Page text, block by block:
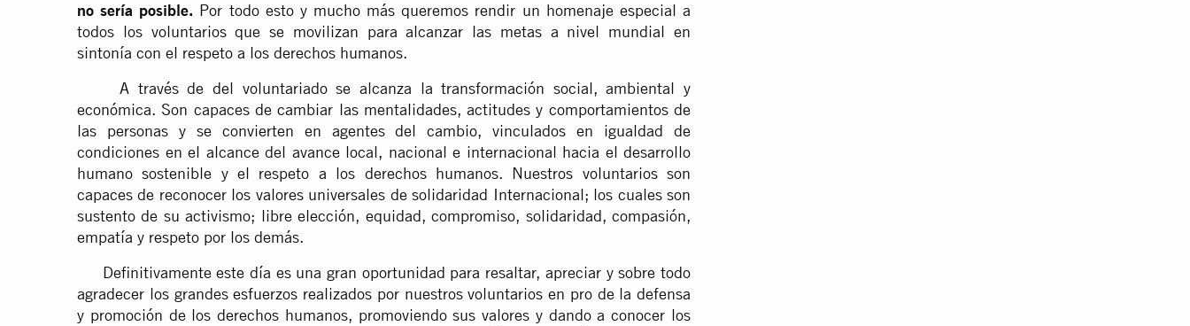
no sería posible. Por todo esto y mucho más queremos rendir un homenaje especial a
todos los voluntarios que se movilizan para alcanzar las metas a nivel mundial en
sintonía con el respeto a los derechos humanos.
A través de del voluntariado se alcanza la transformación social, ambiental y
económica. Son capaces de cambiar las mentalidades, actitudes y comportamientos de
las personas y se convierten en agentes del cambio, vinculados en igualdad de
condiciones en el alcance del avance local, nacional e internacional hacia el desarrollo
humano sostenible y el respeto a los derechos humanos. Nuestros voluntarios son
capaces de reconocer los valores universales de solidaridad Internacional; los cuales son
sustento de su activismo; libre elección, equidad, compromiso, solidaridad, compasión,
empatía y respeto por los demás.
Definitivamente este día es una gran oportunidad para resaltar, apreciar y sobre todo
agradecer los grandes esfuerzos realizados por nuestros voluntarios en pro de la defensa
y promoción de los derechos humanos, promoviendo sus valores y dando a conocer los